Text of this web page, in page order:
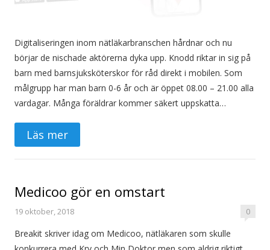
Digitaliseringen inom nätläkarbranschen hårdnar och nu
börjar de nischade aktörerna dyka upp. Knodd riktar in sig på
barn med barnsjuksköterskor för råd direkt i mobilen. Som
målgrupp har man barn 0-6 år och är öppet 08.00 – 21.00 alla
vardagar. Många föräldrar kommer säkert uppskatta…
Läs mer
Medicoo gör en omstart
19 oktober, 2018 0
Breakit skriver idag om Medicoo, nätläkaren som skulle